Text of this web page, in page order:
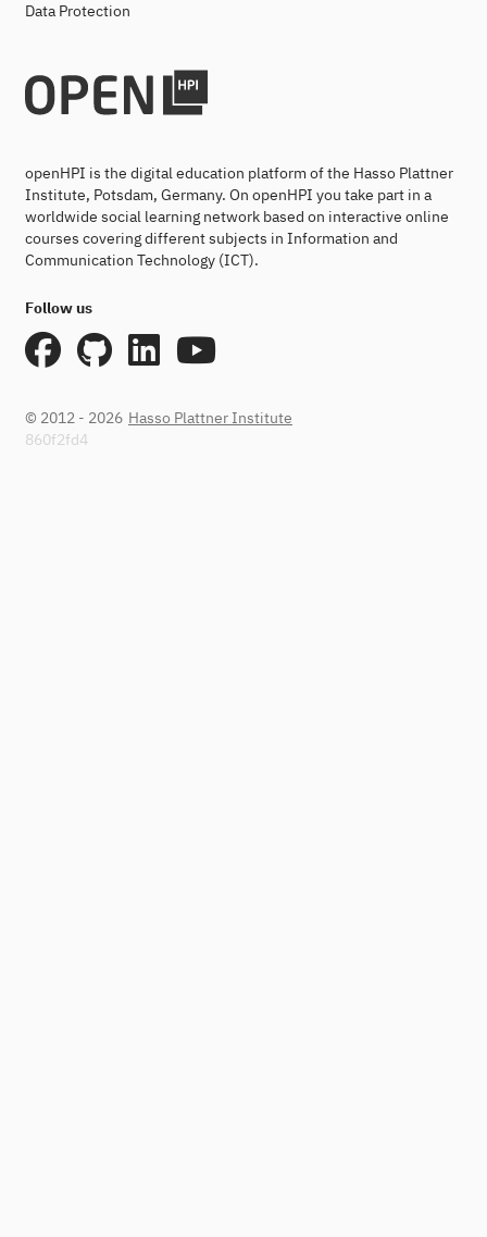
Data Protection
openHPI is the digital education platform of the Hasso Plattner
Institute, Potsdam, Germany. On openHPI you take part in a
worldwide social learning network based on interactive online
courses covering different subjects in Information and
Communication Technology (ICT).
Follow us
© 2012 - 2026 Hasso Plattner Institute
860f2fd4